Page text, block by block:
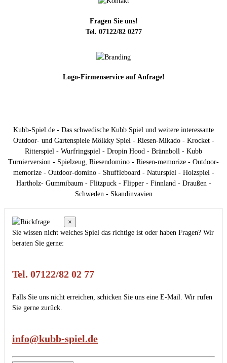
Fragen Sie uns!
Tel. 07122/82 0277
Logo-Firmenservice auf Anfrage!
Kubb-Spiel.de - Das schwedische Kubb Spiel und weitere interessante
Outdoor- und Gartenspiele Mölkky Spiel - Riesen-Mikado - Krocket -
Ritterspiel - Wurfringspiel - Dropin Hood - Brännboll - Kubb
Turnierversion - Spielzeug, Riesendomino - Riesen-memorize - Outdoor-
memorize - Outdoor-domino - Shuffleboard - Naturspiel - Holzspiel -
Hartholz- Gummibaum - Flitzpuck - Flipper - Finnland - Draußen -
Schweden - Skandinvavien
×
Sie wissen nicht welches Spiel das richtige ist oder haben Fragen? Wir
beraten Sie gerne:
Tel. 07122/82 02 77
Falls Sie uns nicht erreichen, schicken Sie uns eine E-Mail. Wir rufen
Sie gerne zurück.
info@kubb-spiel.de